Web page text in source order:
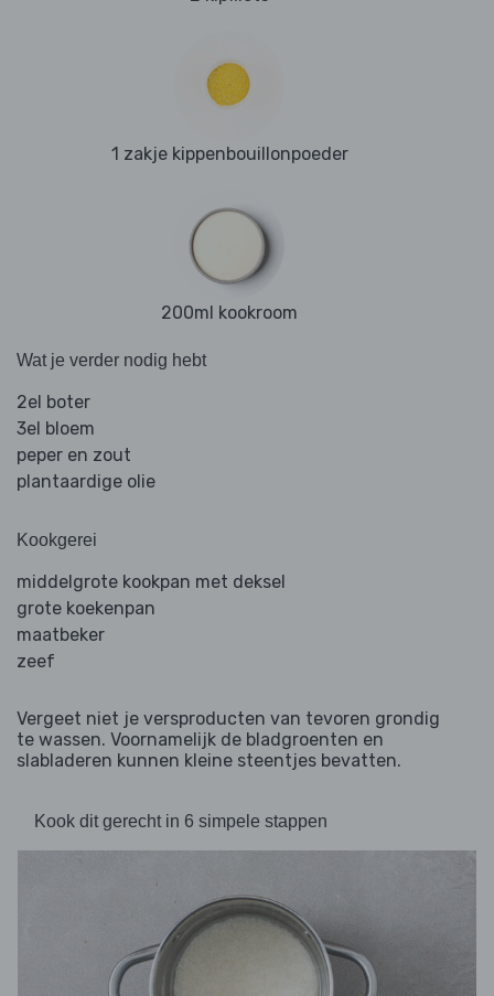
1 zakje kippenbouillonpoeder
200ml kookroom
Wat je verder nodig hebt
2el boter
3el bloem
peper en zout
plantaardige olie
Kookgerei
middelgrote kookpan met deksel
grote koekenpan
maatbeker
zeef
Vergeet niet je versproducten van tevoren grondig
te wassen. Voornamelijk de bladgroenten en
slabladeren kunnen kleine steentjes bevatten.
Kook dit gerecht in 6 simpele stappen